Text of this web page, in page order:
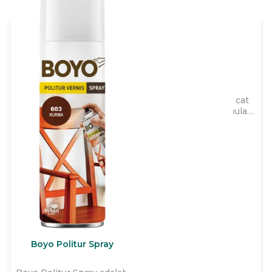
Boyo Politur Spray
Avitex Wizz adalah cat
tembok yang diformulasi